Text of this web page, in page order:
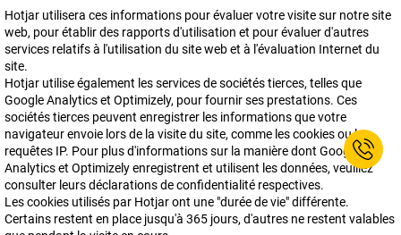
Hotjar utilisera ces informations pour évaluer votre visite sur notre site
web, pour établir des rapports d'utilisation et pour évaluer d'autres
services relatifs à l'utilisation du site web et à l'évaluation Internet du
site.
Hotjar utilise également les services de sociétés tierces, telles que
Google Analytics et Optimizely, pour fournir ses prestations. Ces
sociétés tierces peuvent enregistrer les informations que votre
navigateur envoie lors de la visite du site, comme les cookies ou les
requêtes IP. Pour plus d'informations sur la manière dont Google
Analytics et Optimizely enregistrent et utilisent les données, veuillez
consulter leurs déclarations de confidentialité respectives.
Les cookies utilisés par Hotjar ont une "durée de vie" différente.
Certains restent en place jusqu'à 365 jours, d'autres ne restent valables